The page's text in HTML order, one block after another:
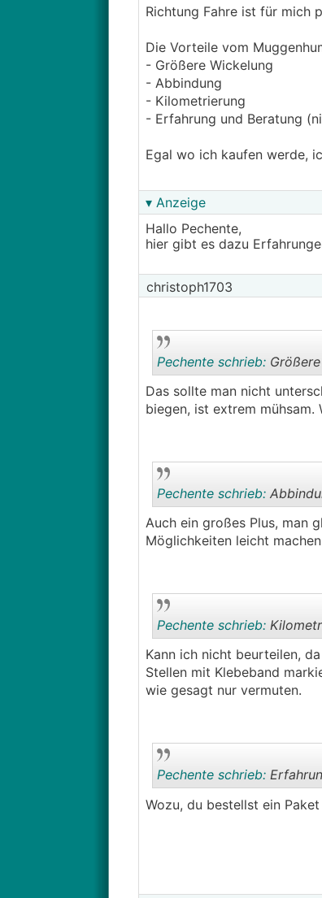
herumschwirren hast
- in denRGKPaketen das
Du bist 2h von GR
Hunderter Transport
Richtung Fahre ist für mich
Die Vorteile vom
- Größere Wickelung
- Abbindung
- Kilometrierung
- Erfahrung und Beratung
Egal wo ich kaufen werde,
▾ Anzeige
Hallo Pechente,
hier gibt es dazu
christoph1703
Pechente schrieb:Größere
Das sollte man nicht
biegen, ist extrem
Pechente schrieb:
Auch ein großes Plus, man
Möglichkeiten leicht
Pechente schrieb:
Kann ich nicht beurteilen,
Stellen mit Klebeband
wie gesagt nur vermuten.
Pechente schrieb:
Wozu, du bestellst ein